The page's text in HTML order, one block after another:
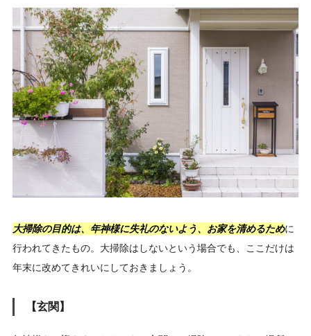
大掃除の目的は、年神様に失礼のないよう、お家を清めるために
行われてきたもの。大掃除はしないという場合でも、ここだけは
年末に改めてきれいにしておきましょう。
【玄関】